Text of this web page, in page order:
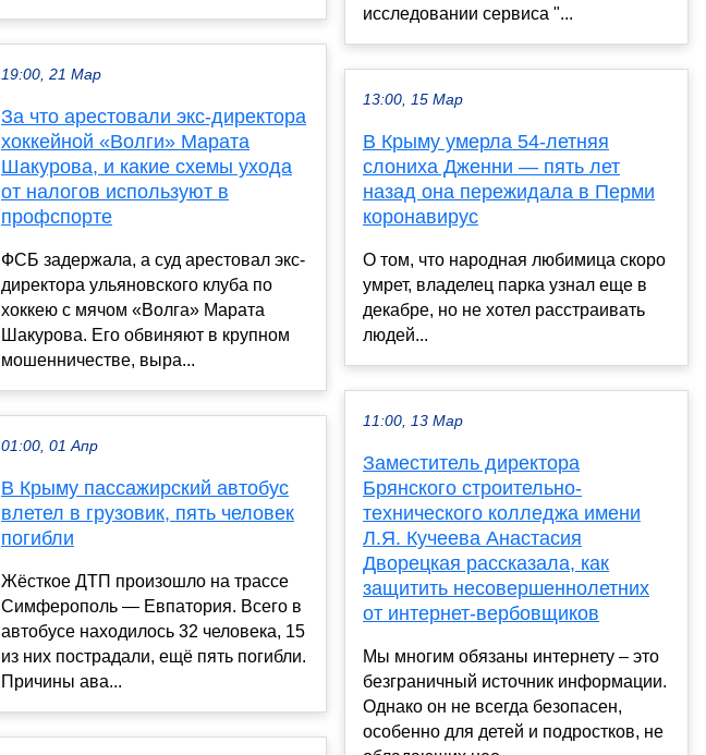
19:00, 21 Мар
За что арестовали экс-директора
хоккейной «Волги» Марата
Шакурова, и какие схемы ухода
от налогов используют в
профспорте
ФСБ задержала, а суд арестовал экс-
директора ульяновского клуба по
хоккею с мячом «Волга» Марата
Шакурова. Его обвиняют в крупном
мошенничестве, выра...
01:00, 01 Апр
В Крыму пассажирский автобус
влетел в грузовик, пять человек
погибли
Жёсткое ДТП произошло на трассе
Симферополь — Евпатория. Всего в
автобусе находилось 32 человека, 15
из них пострадали, ещё пять погибли.
Причины ава...
исследовании сервиса "...
13:00, 15 Мар
В Крыму умерла 54-летняя
слониха Дженни — пять лет
назад она пережидала в Перми
коронавирус
О том, что народная любимица скоро
умрет, владелец парка узнал еще в
декабре, но не хотел расстраивать
людей...
11:00, 13 Мар
Заместитель директора
Брянского строительно-
технического колледжа имени
Л.Я. Кучеева Анастасия
Дворецкая рассказала, как
защитить несовершеннолетних
от интернет-вербовщиков
Мы многим обязаны интернету – это
безграничный источник информации.
Однако он не всегда безопасен,
особенно для детей и подростков, не